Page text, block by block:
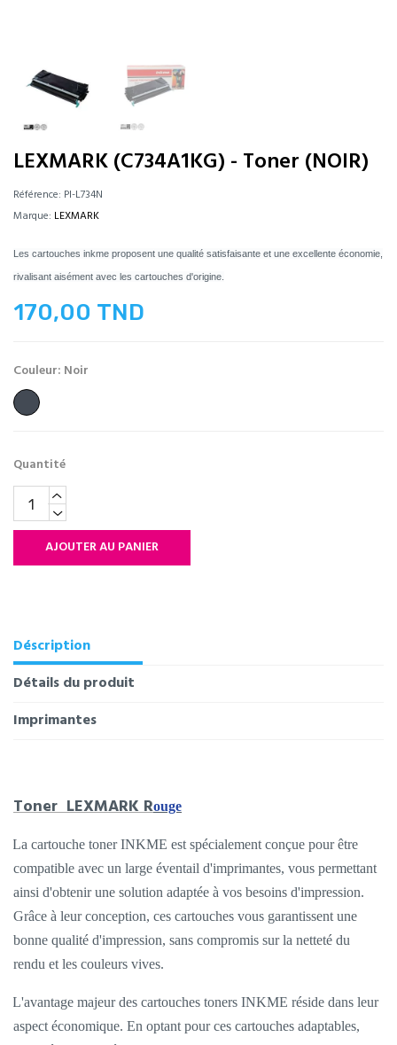
LEXMARK (C734A1KG) - Toner (NOIR)
Référence: PI-L734N
Marque: LEXMARK
Les cartouches inkme proposent une qualité satisfaisante et une excellente économie,
rivalisant aisément avec les cartouches d'origine.
170,00 TND
Couleur: Noir
Noir
Quantité
AJOUTER AU PANIER
Déscription
Détails du produit
Imprimantes
Toner LEXMARK Rouge
La cartouche toner INKME est spécialement conçue pour être
compatible avec un large éventail d'imprimantes, vous permettant
ainsi d'obtenir une solution adaptée à vos besoins d'impression.
Grâce à leur conception, ces cartouches vous garantissent une
bonne qualité d'impression, sans compromis sur la netteté du
rendu et les couleurs vives.
L'avantage majeur des cartouches toners INKME réside dans leur
aspect économique. En optant pour ces cartouches adaptables,